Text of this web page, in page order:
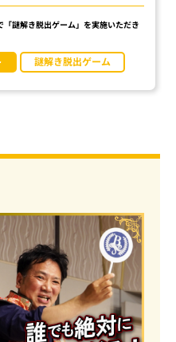
謎解き脱出ゲーム」を実施いただき
謎解き脱出ゲーム